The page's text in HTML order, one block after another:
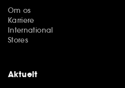
Om os
Karriere
International
Stores
Aktuelt